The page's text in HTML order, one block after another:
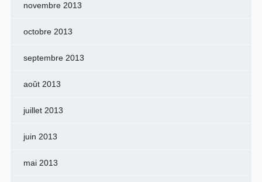
novembre 2013
octobre 2013
septembre 2013
août 2013
juillet 2013
juin 2013
mai 2013